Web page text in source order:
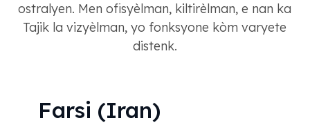
ostralyen. Men ofisyèlman, kiltirèlman, e nan ka
Tajik la vizyèlman, yo fonksyone kòm varyete
distenk.
Farsi (Iran)